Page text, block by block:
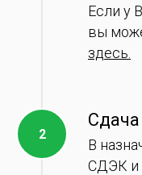
Если у
вы
здесь.
Сдача
В
СДЭК и